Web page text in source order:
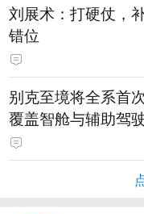
刘展术：打硬仗，
错位
别克至境将全系首
覆盖智舱与辅助驾